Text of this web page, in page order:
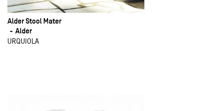
Alder Stool Mater
Alder
URQUIOLA